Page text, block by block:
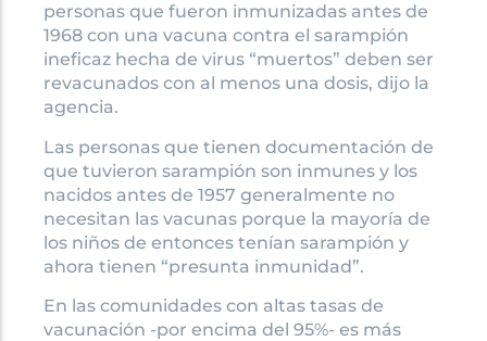
personas que fueron inmunizadas antes de
1968 con una vacuna contra el sarampión
ineficaz hecha de virus “muertos” deben ser
revacunados con al menos una dosis, dijo la
agencia.
Las personas que tienen documentación de
que tuvieron sarampión son inmunes y los
nacidos antes de 1957 generalmente no
necesitan las vacunas porque la mayoría de
los niños de entonces tenían sarampión y
ahora tienen “presunta inmunidad”.
En las comunidades con altas tasas de
vacunación -por encima del 95%- es más